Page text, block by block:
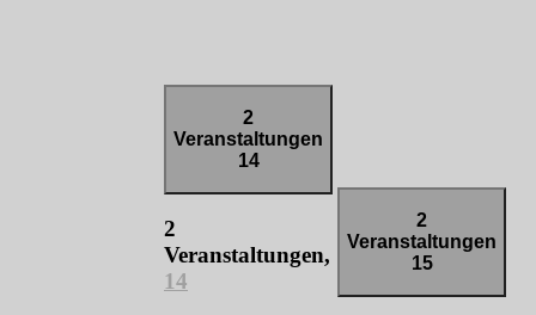
2
Veranstaltungen
14
2
Veranstaltungen,
14
2
Veranstaltungen
15